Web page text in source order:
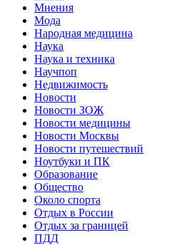
Мнения
Мода
Народная медицина
Наука
Наука и техника
Научпоп
Недвижимость
Новости
Новости ЗОЖ
Новости медицины
Новости Москвы
Новости путешествий
Ноутбуки и ПК
Образование
Общество
Около спорта
Отдых в России
Отдых за границей
ПДД